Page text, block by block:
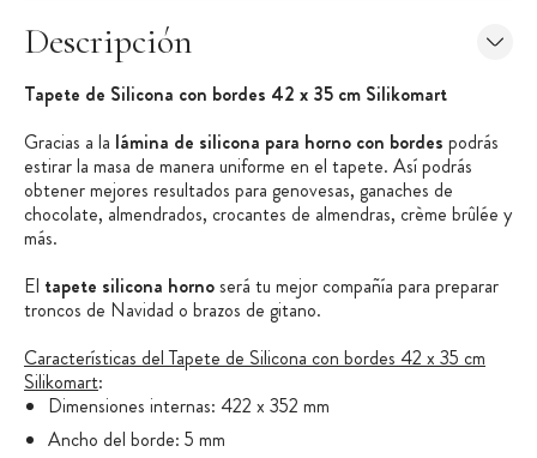
Descripción
Tapete de Silicona con bordes 42 x 35 cm Silikomart
Gracias a la lámina de silicona para horno con bordes podrás
estirar la masa de manera uniforme en el tapete. Así podrás
obtener mejores resultados para genovesas, ganaches de
chocolate, almendrados, crocantes de almendras, crème brûlée y
más.
El tapete silicona hornoserá tu mejor compañía para preparar
troncos de Navidad o brazos de gitano.
Características del Tapete de Silicona con bordes 42 x 35 cm
Silikomart:
Dimensiones internas: 422 x 352 mm
Ancho del borde: 5 mm